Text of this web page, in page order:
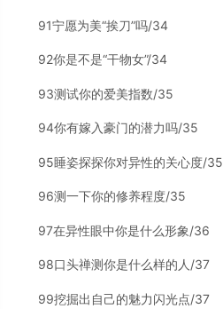
91宁愿为美“挨刀”吗/34
92你是不是“干物女”/34
93测试你的爱美指数/35
94你有嫁入豪门的潜力吗/35
95睡姿探探你对异性的关心度/35
96测一下你的修养程度/35
97在异性眼中你是什么形象/36
98口头禅测你是什么样的人/37
99挖掘出自己的魅力闪光点/37